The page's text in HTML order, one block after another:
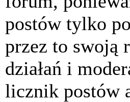
postów tylko
przez to swoją
działań i
licznik postów